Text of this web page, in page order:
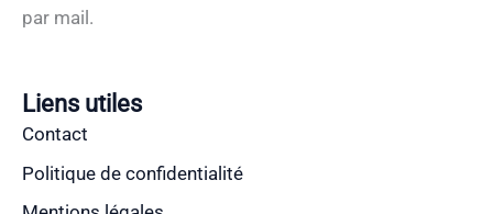
par mail.
Liens utiles
Contact
Politique de confidentialité